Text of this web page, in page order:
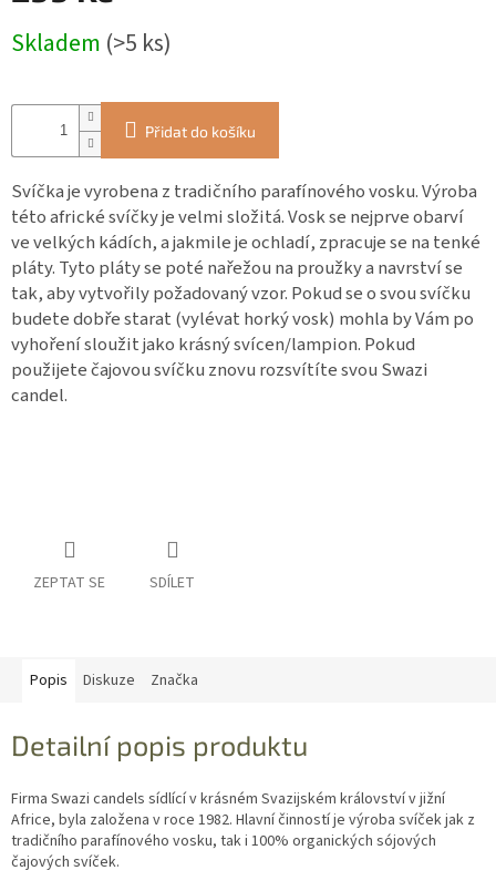
Přihlášení
cena:
Skladem (>5 ks)
Přidat do košíku
Svíčka je vyrobena z tradičního parafínového vosku. Výroba
této africké svíčky je velmi složitá. Vosk se nejprve obarví
ve velkých kádích, a jakmile je ochladí, zpracuje se na tenké
pláty. Tyto pláty se poté nařežou na proužky a navrství se
tak, aby vytvořily požadovaný vzor. Pokud se o svou svíčku
budete dobře starat (vylévat horký vosk) mohla by Vám po
vyhoření sloužit jako krásný svícen/lampion. Pokud
použijete čajovou svíčku znovu rozsvítíte svou Swazi
candel.
ZEPTAT SE SDÍLET
Popis Diskuze Značka
Detailní popis produktu
Firma Swazi candels sídlící v krásném Svazijském království v jižní
Africe, byla založena v roce 1982. Hlavní činností je výroba svíček jak z
tradičního parafínového vosku, tak i 100% organických sójových
čajových svíček.